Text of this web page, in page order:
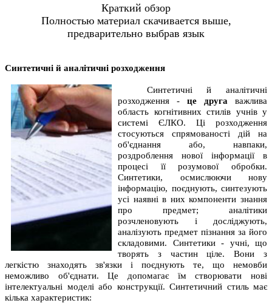
Краткий обзор
Полностью материал скачивается выше,
предварительно выбрав язык
Синтетичні й аналітичні розходження
Синтетичні й аналітичні
розходження - це друга важлива
область когнітивних стилів учнів у
системі ЄЛКО. Ці розходження
стосуються спрямованості дій на
об'єднання або, навпаки,
роздроблення нової інформації в
процесі її розумової обробки.
Синтетики, осмислюючи нову
інформацію, поєднують, синтезують
усі наявні в них компоненти знання
про предмет; аналітики
розчленовують і досліджують,
аналізують предмет пізнання за його
складовими. Синтетики - учні, що
творять з частин ціле. Вони з
легкістю знаходять зв'язки і поєднують те, що немовби
неможливо об'єднати. Це допомагає їм створювати нові
інтелектуальні моделі або конструкції. Синтетичний стиль має
кілька характеристик: